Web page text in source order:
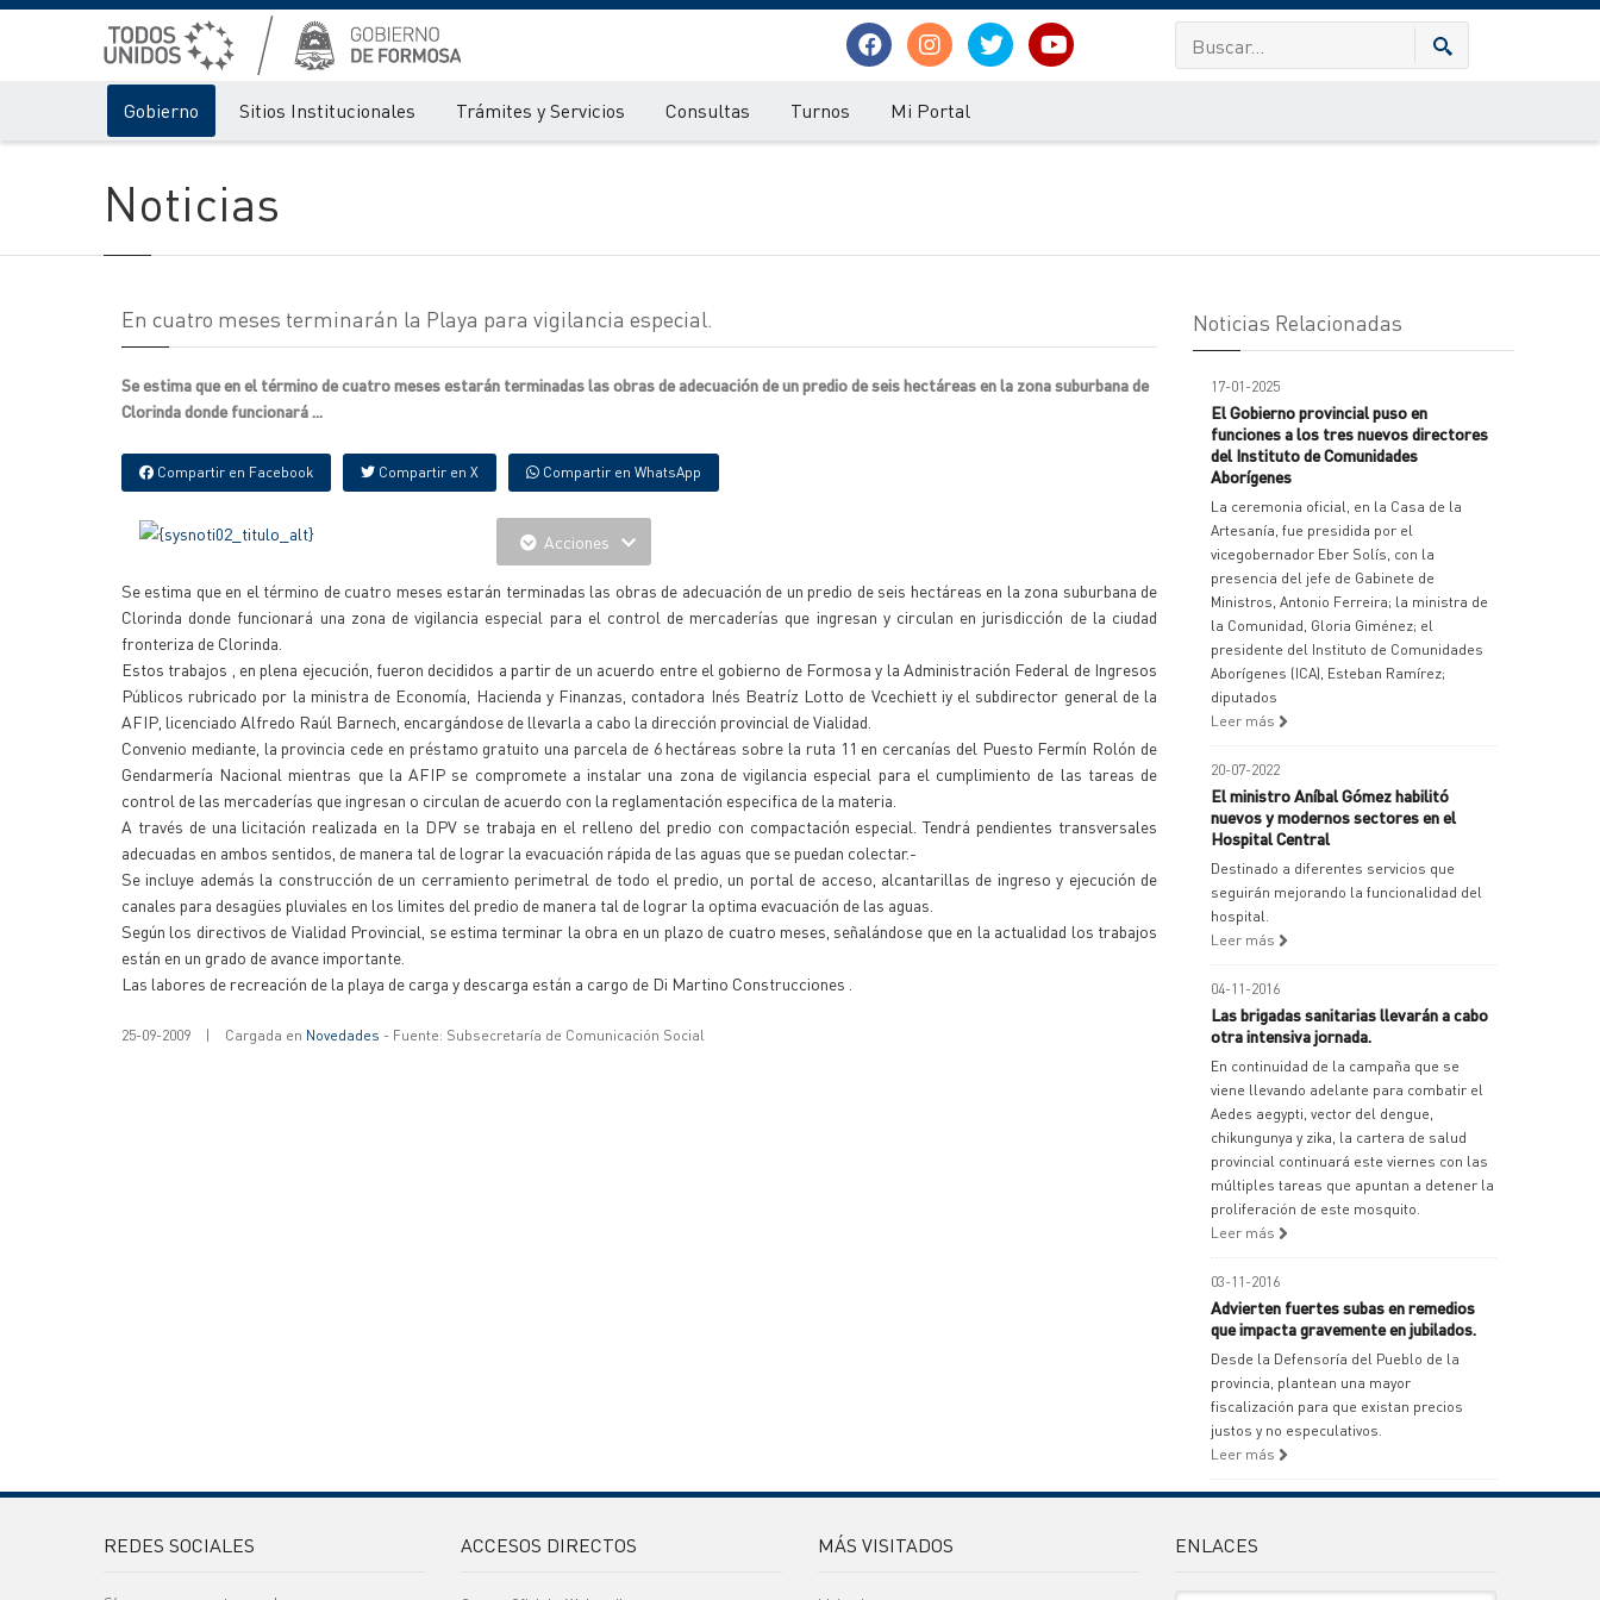
Gobierno Sitios Institucionales Trámites y Servicios Consultas Turnos Mi Portal
Noticias
En cuatro meses terminarán la Playa para vigilancia especial.
Se estima que en el término de cuatro meses estarán terminadas las obras de adecuación de un predio de seis hectáreas en la zona suburbana de
Clorinda donde funcionará ...
Compartir en Facebook Compartir en X Compartir en WhatsApp
Acciones
Se estima que en el término de cuatro meses estarán terminadas las obras de adecuación de un predio de seis hectáreas en la zona suburbana de
Clorinda donde funcionará una zona de vigilancia especial para el control de mercaderías que ingresan y circulan en jurisdicción de la ciudad
fronteriza de Clorinda.
Estos trabajos , en plena ejecución, fueron decididos a partir de un acuerdo entre el gobierno de Formosa y la Administración Federal de Ingresos
Públicos rubricado por la ministra de Economía, Hacienda y Finanzas, contadora Inés Beatríz Lotto de Vcechiett iy el subdirector general de la
AFIP, licenciado Alfredo Raúl Barnech, encargándose de llevarla a cabo la dirección provincial de Vialidad.
Convenio mediante, la provincia cede en préstamo gratuito una parcela de 6 hectáreas sobre la ruta 11 en cercanías del Puesto Fermín Rolón de
Gendarmería Nacional mientras que la AFIP se compromete a instalar una zona de vigilancia especial para el cumplimiento de las tareas de
control de las mercaderías que ingresan o circulan de acuerdo con la reglamentación especifica de la materia.
A través de una licitación realizada en la DPV se trabaja en el relleno del predio con compactación especial. Tendrá pendientes transversales
adecuadas en ambos sentidos, de manera tal de lograr la evacuación rápida de las aguas que se puedan colectar.-
Se incluye además la construcción de un cerramiento perimetral de todo el predio, un portal de acceso, alcantarillas de ingreso y ejecución de
canales para desagües pluviales en los limites del predio de manera tal de lograr la optima evacuación de las aguas.
Según los directivos de Vialidad Provincial, se estima terminar la obra en un plazo de cuatro meses, señalándose que en la actualidad los trabajos
están en un grado de avance importante.
Las labores de recreación de la playa de carga y descarga están a cargo de Di Martino Construcciones .
25-09-2009 | Cargada en Novedades - Fuente: Subsecretaría de Comunicación Social
Noticias Relacionadas
17-01-2025
El Gobierno provincial puso en
funciones a los tres nuevos directores
del Instituto de Comunidades
Aborígenes
La ceremonia oficial, en la Casa de la
Artesanía, fue presidida por el
vicegobernador Eber Solís, con la
presencia del jefe de Gabinete de
Ministros, Antonio Ferreira; la ministra de
la Comunidad, Gloria Giménez; el
presidente del Instituto de Comunidades
Aborígenes (ICA), Esteban Ramírez;
diputados
Leer más
20-07-2022
El ministro Aníbal Gómez habilitó
nuevos y modernos sectores en el
Hospital Central
Destinado a diferentes servicios que
seguirán mejorando la funcionalidad del
hospital.
Leer más
04-11-2016
Las brigadas sanitarias llevarán a cabo
otra intensiva jornada.
En continuidad de la campaña que se
viene llevando adelante para combatir el
Aedes aegypti, vector del dengue,
chikungunya y zika, la cartera de salud
provincial continuará este viernes con las
múltiples tareas que apuntan a detener la
proliferación de este mosquito.
Leer más
03-11-2016
Advierten fuertes subas en remedios
que impacta gravemente en jubilados.
Desde la Defensoría del Pueblo de la
provincia, plantean una mayor
fiscalización para que existan precios
justos y no especulativos.
Leer más
REDES SOCIALES ACCESOS DIRECTOS MÁS VISITADOS ENLACES